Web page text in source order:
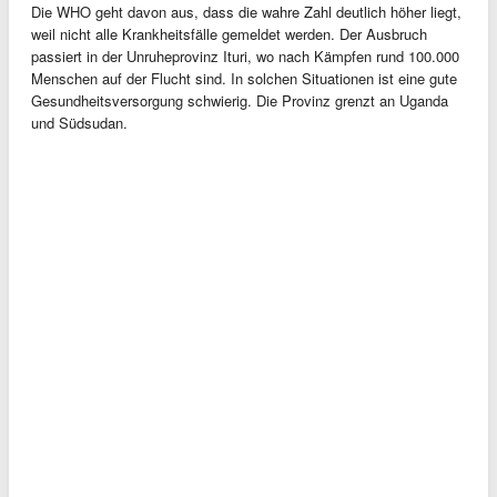
Die WHO geht davon aus, dass die wahre Zahl deutlich höher liegt,
weil nicht alle Krankheitsfälle gemeldet werden. Der Ausbruch
passiert in der Unruheprovinz Ituri, wo nach Kämpfen rund 100.000
Menschen auf der Flucht sind. In solchen Situationen ist eine gute
Gesundheitsversorgung schwierig. Die Provinz grenzt an Uganda
und Südsudan.